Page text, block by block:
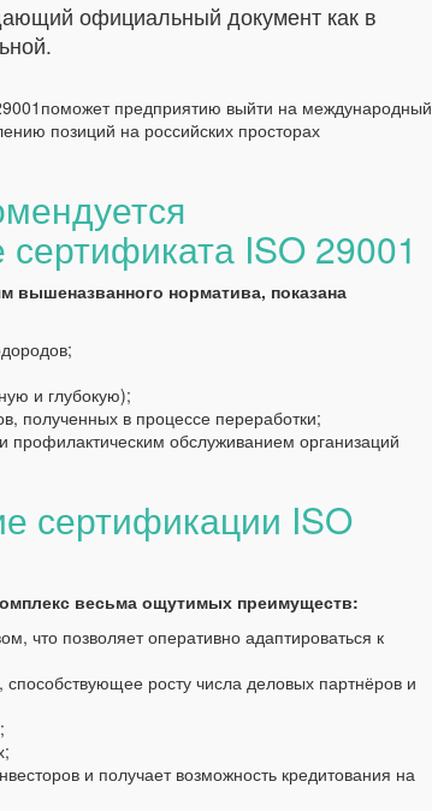
официальный документ как в
предприятию выйти на международный
позиций на российских просторах
ISO 29001
вышеназванного норматива, показана
и глубокую);
полученных в процессе переработки;
обслуживанием организаций
сертификации ISO
весьма ощутимых преимуществ:
что позволяет оперативно адаптироваться к
росту числа деловых партнёров и
и получает возможность кредитования на